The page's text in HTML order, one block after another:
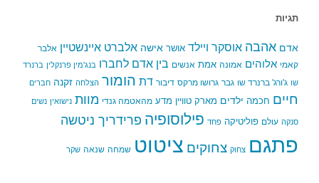
תגיות
אדם אהבה אוסקר ויילד אושר אישה אלברט איינשטיין אלבר
קאמי אלוהים אמונה אמת אנשים בין אדם לחברו בנג'מין פרנקלין ברנרד
שו ג'ורג' ברנרד שו גבר גרושו מרקס דיבור דת הומור הצלחה זקנה חברים
חיים חכמה ילדים מארק טוויין מדע מהאטמה גנדי מוות נישואין נשים
סנקה עולם פוליטיקה פחד פילוסופיה פרידריך ניטשה
פתגם צחוק צחוקים ציטוט שמחה שנאה שקר